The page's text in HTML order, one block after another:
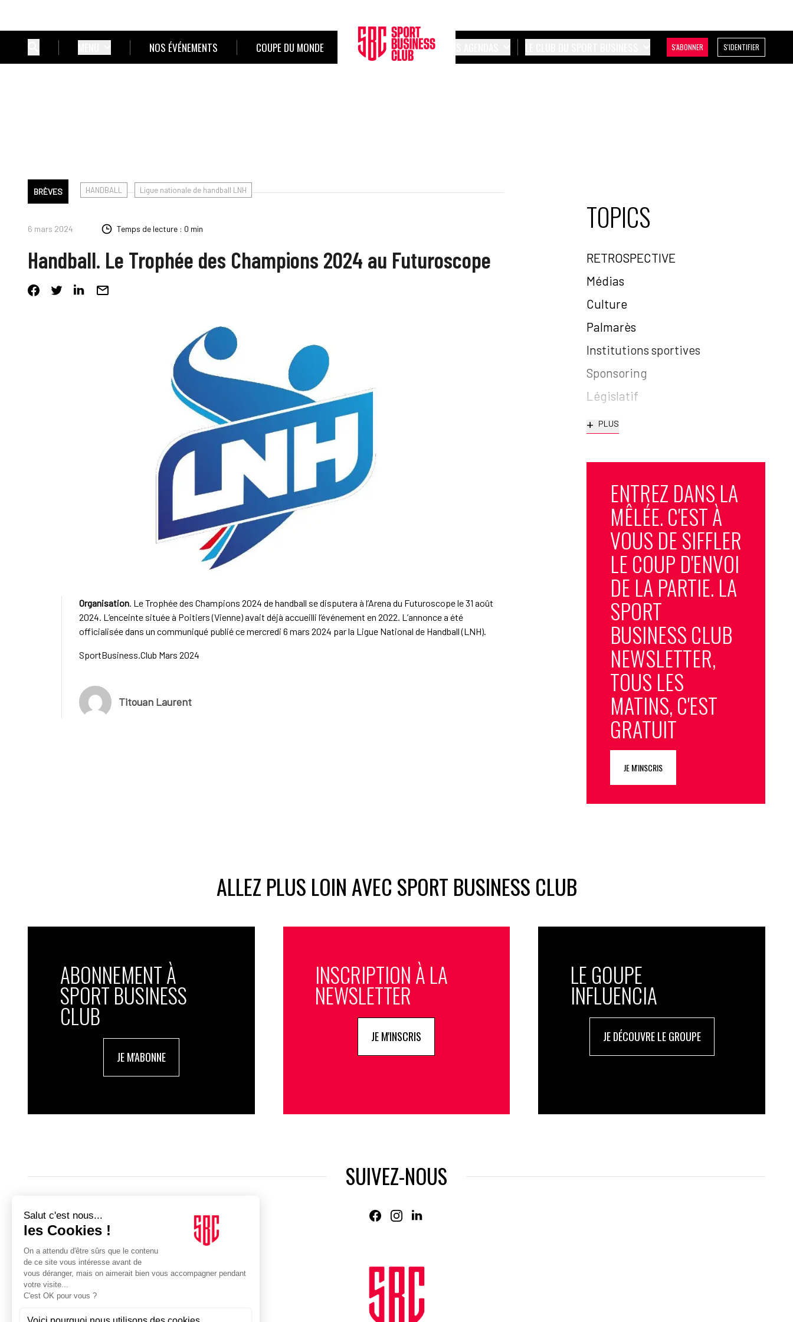
NOS ÉVÉNEMENTS COUPE DU MONDE S'ABONNER S'IDENTIFIER
BRÈVES HANDBALL Ligue nationale de handball LNH
6 mars 2024 Temps de lecture : 0 min
Handball. Le Trophée des Champions 2024 au Futuroscope
Organisation. Le Trophée des Champions 2024 de handball se disputera à l’Arena du Futuroscope le 31 août
2024. L’enceinte située à Poitiers (Vienne) avait déjà accueilli l’événement en 2022. L’annonce a été
officialisée dans un communiqué publié ce mercredi 6 mars 2024 par la Ligue National de Handball (LNH).
SportBusiness.Club Mars 2024
Titouan Laurent
TOPICS
RETROSPECTIVE
Médias
Culture
Palmarès
Institutions sportives
Sponsoring
Législatif
+ PLUS
ENTREZ DANS LA
MÊLÉE. C'EST À
VOUS DE SIFFLER
LE COUP D'ENVOI
DE LA PARTIE. LA
SPORT
BUSINESS CLUB
NEWSLETTER,
TOUS LES
MATINS, C'EST
GRATUIT
JE M'INSCRIS
ALLEZ PLUS LOIN AVEC SPORT BUSINESS CLUB
ABONNEMENT À
SPORT BUSINESS
CLUB
JE M'ABONNE
INSCRIPTION À LA
NEWSLETTER
JE M'INSCRIS
LE GOUPE
INFLUENCIA
JE DÉCOUVRE LE GROUPE
SUIVEZ-NOUS